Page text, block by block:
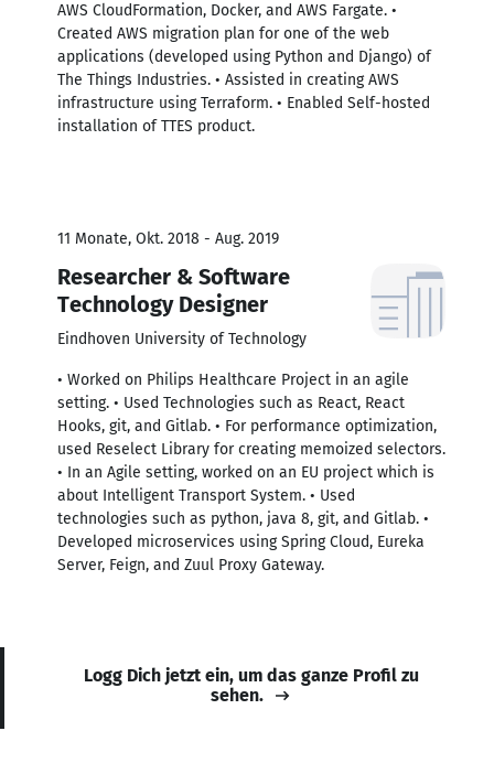
AWS CloudFormation, Docker, and AWS Fargate. •
Created AWS migration plan for one of the web
applications (developed using Python and Django) of
The Things Industries. • Assisted in creating AWS
infrastructure using Terraform. • Enabled Self-hosted
installation of TTES product.
11 Monate, Okt. 2018 - Aug. 2019
Researcher & Software
Technology Designer
Eindhoven University of Technology
• Worked on Philips Healthcare Project in an agile
setting. • Used Technologies such as React, React
Hooks, git, and Gitlab. • For performance optimization,
used Reselect Library for creating memoized selectors.
• In an Agile setting, worked on an EU project which is
about Intelligent Transport System. • Used
technologies such as python, java 8, git, and Gitlab. •
Developed microservices using Spring Cloud, Eureka
Server, Feign, and Zuul Proxy Gateway.
Logg Dich jetzt ein, um das ganze Profil zu
sehen.